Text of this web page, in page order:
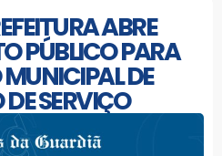
ABRE
PÚBLICO PARA
DE
SERVIÇO